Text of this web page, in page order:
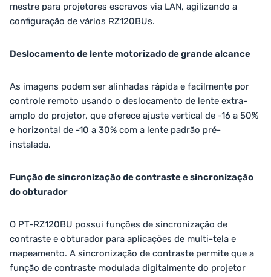
mestre para projetores escravos via LAN, agilizando a
configuração de vários RZ120BUs.
Deslocamento de lente motorizado de grande alcance
As imagens podem ser alinhadas rápida e facilmente por
controle remoto usando o deslocamento de lente extra-
amplo do projetor, que oferece ajuste vertical de -16 a 50%
e horizontal de -10 a 30% com a lente padrão pré-
instalada.
Função de sincronização de contraste e sincronização
do obturador
O PT-RZ120BU possui funções de sincronização de
contraste e obturador para aplicações de multi-tela e
mapeamento. A sincronização de contraste permite que a
função de contraste modulada digitalmente do projetor